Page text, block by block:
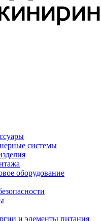
системы
оборудование
и элементы питания